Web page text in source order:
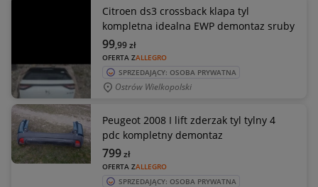
Citroen ds3 crossback klapa tyl
kompletna idealna EWP demontaz sruby
OFERTA ZALLEGRO
99,99zł
SPRZEDAJĄCY: OSOBA PRYWATNA
Ostrów Wielkopolski
Peugeot 2008 I lift zderzak tyl tylny 4
pdc kompletny demontaz
OFERTA ZALLEGRO
799zł
SPRZEDAJĄCY: OSOBA PRYWATNA